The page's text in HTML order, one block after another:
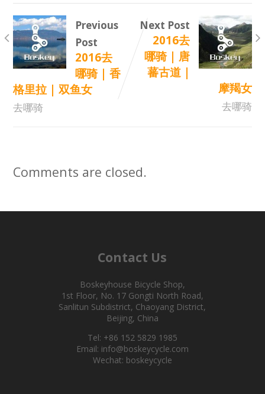
Previous
Post
2016去
哪骑 | 香
格里拉 | 双鱼女
去哪骑
Next Post
2016去
哪骑 | 唐
蕃古道 |
摩羯女
去哪骑
Comments are closed.
Contact Us
Boskeyhouse Bicycle Shop,
1st Floor, No. 17 Gongti North Road,
Sanlitun Subdistrict, Chaoyang District,
Beijing, China
Tel: +86 152 5829 1985
Email: info@boskeycycle.com
Wechat: boskeycycle